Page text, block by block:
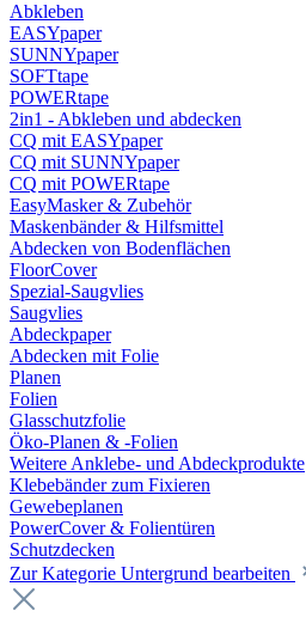
Abkleben
EASYpaper
SUNNYpaper
SOFTtape
POWERtape
2in1 - Abkleben und abdecken
CQ mit EASYpaper
CQ mit SUNNYpaper
CQ mit POWERtape
EasyMasker & Zubehör
Maskenbänder & Hilfsmittel
Abdecken von Bodenflächen
FloorCover
Spezial-Saugvlies
Saugvlies
Abdeckpaper
Abdecken mit Folie
Planen
Folien
Glasschutzfolie
Öko-Planen & -Folien
Weitere Anklebe- und Abdeckprodukte
Klebebänder zum Fixieren
Gewebeplanen
PowerCover & Folientüren
Schutzdecken
Zur Kategorie Untergrund bearbeiten